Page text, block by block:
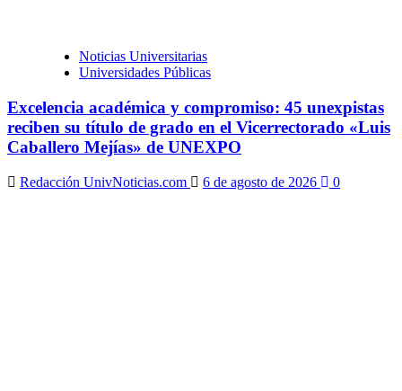
Noticias Universitarias
Universidades Públicas
Excelencia académica y compromiso: 45 unexpistas
reciben su título de grado en el Vicerrectorado «Luis
Caballero Mejías» de UNEXPO
Redacción UnivNoticias.com 6 de agosto de 2026 0